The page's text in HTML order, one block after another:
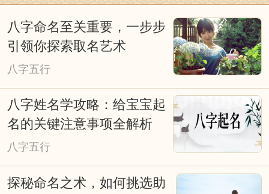
含的心理因素。迷信附会和不加分析的批
判都是不可取的，我们今天以科学态度去
深入探究它，对阐明我国古代传统文化应
择日重要吗？择日就是择吉，也叫看
日子择吉日，本站是免费择日网。择日是
化活动、皇家礼祭，道家佛家的各种活
八字命名至关重要，一步步
引领你探索取名艺术
八字五行
八字姓名学攻略：给宝宝起
名的关键注意事项全解析
八字五行
探秘命名之术，如何挑选助